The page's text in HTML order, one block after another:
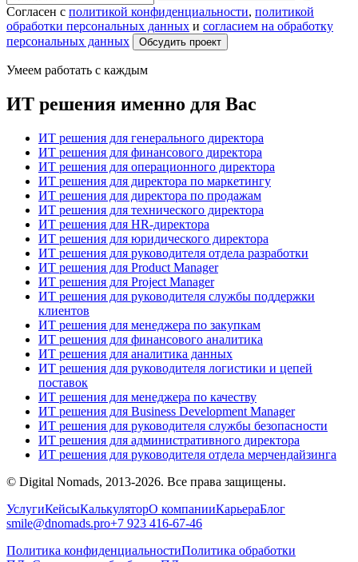
Согласен с политикой конфиденциальности, политикой
обработки персональных данных и согласием на обработку
персональных данных
Обсудить проект
Умеем работать с каждым
ИТ решения именно для Вас
ИТ решения для генерального директора
ИТ решения для финансового директора
ИТ решения для операционного директора
ИТ решения для директора по маркетингу
ИТ решения для директора по продажам
ИТ решения для технического директора
ИТ решения для HR-директора
ИТ решения для юридического директора
ИТ решения для руководителя отдела разработки
ИТ решения для Product Manager
ИТ решения для Project Manager
ИТ решения для руководителя службы поддержки
клиентов
ИТ решения для менеджера по закупкам
ИТ решения для финансового аналитика
ИТ решения для аналитика данных
ИТ решения для руководителя логистики и цепей
поставок
ИТ решения для менеджера по качеству
ИТ решения для Business Development Manager
ИТ решения для руководителя службы безопасности
ИТ решения для административного директора
ИТ решения для руководителя отдела мерчендайзинга
© Digital Nomads, 2013-2026. Все права защищены.
УслугиКейсыКалькуляторО компанииКарьераБлог
smile@dnomads.pro+7 923 416-67-46
Политика конфиденциальностиПолитика обработки